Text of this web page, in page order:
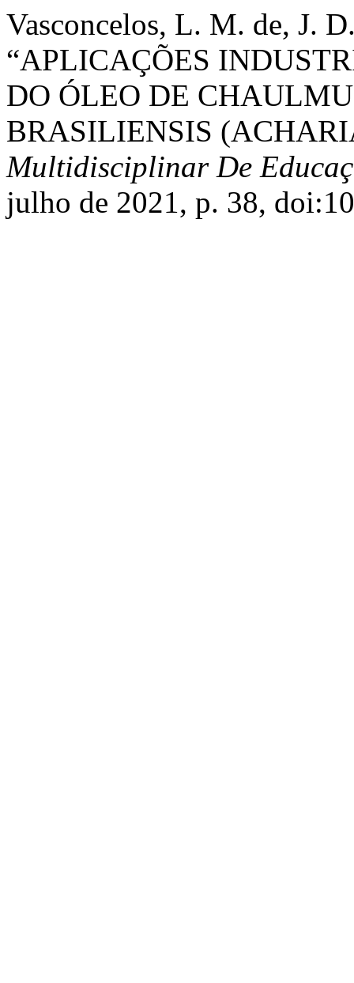
Vasconcelos, L. M. de, J.
“APLICAÇÕES
DO ÓLEO DE
BRASILIENSIS
Multidisciplinar De
julho de 2021, p. 38,